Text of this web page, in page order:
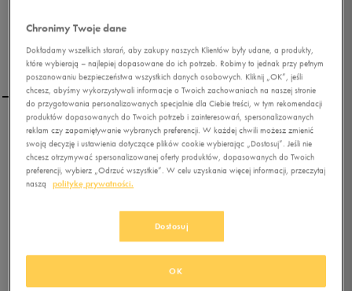
FEEWEAR T-SHIRT GAFFI
W
0.0(0)
KLUBIE 50 STYLE
Chronimy Twoje dane
Dokładamy wszelkich starań, aby zakupy naszych Klientów były udane, a produkty,
które wybierają – najlepiej dopasowane do ich potrzeb. Robimy to jednak przy pełnym
poszanowaniu bezpieczeństwa wszystkich danych osobowych. Kliknij „OK”, jeśli
chcesz, abyśmy wykorzystywali informacje o Twoich zachowaniach na naszej stronie
do przygotowania personalizowanych specjalnie dla Ciebie treści, w tym rekomendacji
produktów dopasowanych do Twoich potrzeb i zainteresowań, spersonalizowanych
reklam czy zapamiętywanie wybranych preferencji. W każdej chwili możesz zmienić
swoją decyzję i ustawienia dotyczące plików cookie wybierając „Dostosuj”. Jeśli nie
chcesz otrzymywać spersonalizowanej oferty produktów, dopasowanych do Twoich
preferencji, wybierz „Odrzuć wszystkie”. W celu uzyskania więcej informacji, przeczytaj
naszą
politykę prywatności.
Dostosuj
OK